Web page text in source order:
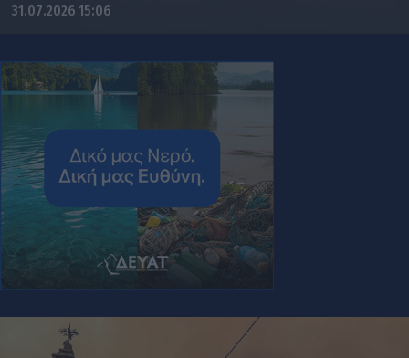
31.07.2026 15:06